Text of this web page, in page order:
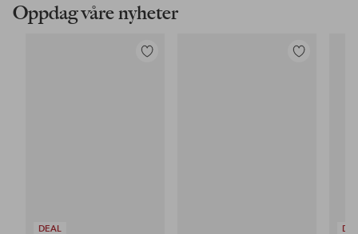
Oppdag våre nyheter
DEAL
Legg
Legg